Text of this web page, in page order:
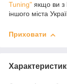
Tuning" якщо ви з
іншого міста
Приховати